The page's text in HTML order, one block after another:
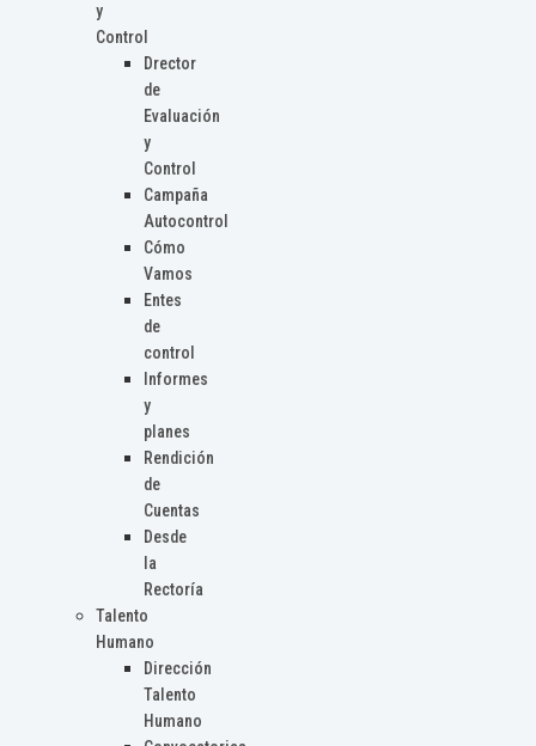
y
Control
Drector
de
Evaluación
y
Control
Campaña
Autocontrol
Cómo
Vamos
Entes
de
control
Informes
y
planes
Rendición
de
Cuentas
Desde
la
Rectoría
Talento
Humano
Dirección
Talento
Humano